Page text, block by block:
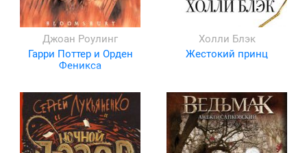
Джоан Роулинг
Гарри Поттер и Орден
Феникса
Холли Блэк
Жестокий принц